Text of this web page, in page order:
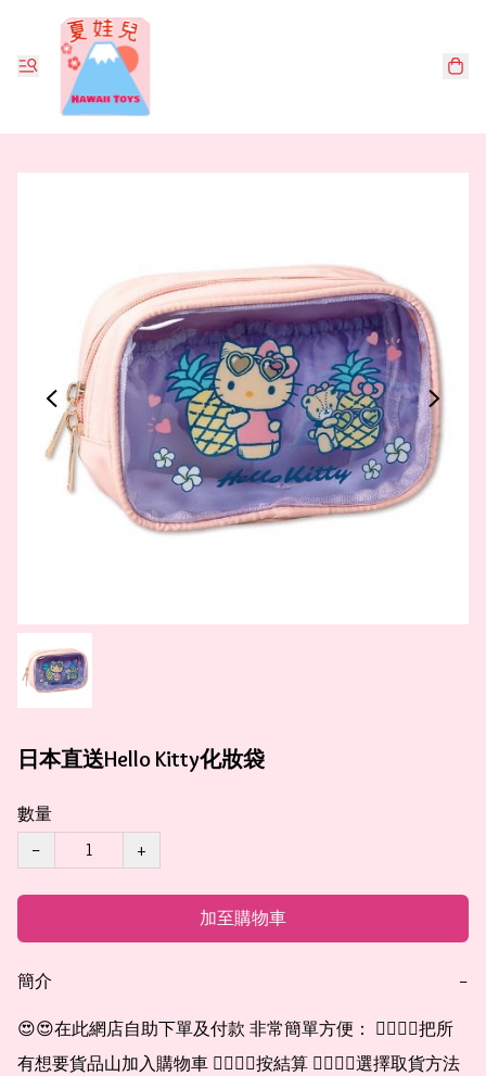
日本直送Hello Kitty化妝袋
數量
−
+
加至購物車
簡介 −
😍😍在此網店自助下單及付款 非常簡單方便： 👉🏻👉🏻把所
有想要貨品山加入購物車 👉🏻👉🏻按結算 👉🏻👉🏻選擇取貨方法